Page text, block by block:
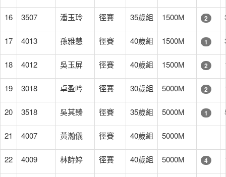
16 3507 潘玉玲 徑賽 35歲組 1500M 2
17 4013 孫雅慧 徑賽 40歲組 1500M 1
18 4012 吳玉屏 徑賽 40歲組 1500M 2
19 3018 卓盈吟 徑賽 30歲組 5000M 2
20 3518 吳其臻 徑賽 35歲組 5000M 1
21 4007 黃瀚儀 徑賽 40歲組 5000M
22 4009 林詩婷 徑賽 40歲組 5000M 4